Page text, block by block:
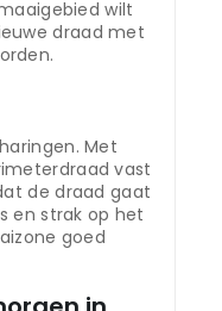
wilt
draad met
Met
vast
de draad gaat
en strak op het
goed